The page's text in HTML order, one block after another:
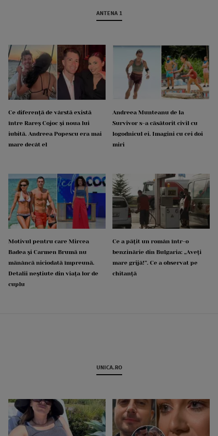
ANTENA 1
Ce diferență de vârstă există
între Rareș Cojoc și noua lui
iubită. Andreea Popescu era mai
mare decât el
Andreea Munteanu de la
Survivor s-a căsătorit civil cu
logodnicul ei. Imagini cu cei doi
miri
Motivul pentru care Mircea
Badea și Carmen Brumă nu
mănâncă niciodată împreună.
Detalii neștiute din viața lor de
cuplu
Ce a pățit un român într-o
benzinărie din Bulgaria: „Aveți
mare grijă!”. Ce a observat pe
chitanță
UNICA.RO